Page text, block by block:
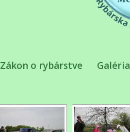
Zákon o rybárstve Galéria